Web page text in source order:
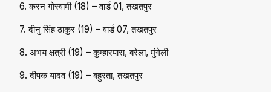
6. करन गोस्वामी (18) – वार्ड 01, तखतपुर
7. दीनु सिंह ठाकुर (19) – वार्ड 07, तखतपुर
8. अभय क्षत्री (19) – कुम्हारपारा, बरेला, मुंगेली
9. दीपक यादव (19) – बहुरता, तखतपुर